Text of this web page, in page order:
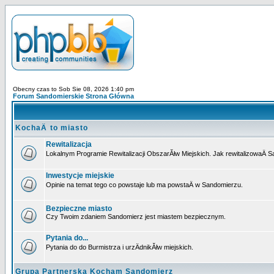
Obecny czas to Sob Sie 08, 2026 1:40 pm
Forum Sandomierskie Strona Główna
KochaÄ to miasto
Rewitalizacja
Lokalnym Programie Rewitalizacji ObszarĂłw Miejskich. Jak rewitalizowaÄ
Inwestycje miejskie
Opinie na temat tego co powstaje lub ma powstaÄ w Sandomierzu.
Bezpieczne miasto
Czy Twoim zdaniem Sandomierz jest miastem bezpiecznym.
Pytania do...
Pytania do do Burmistrza i urzÄdnikĂłw miejskich.
Grupa Partnerska Kocham Sandomierz